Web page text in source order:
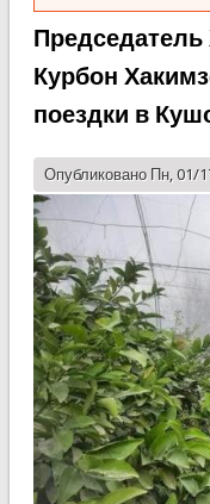
Председатель
Курбон
поездки в
Опубликовано Пн, 01/